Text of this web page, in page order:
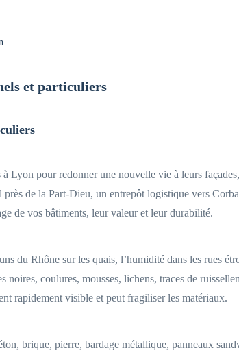
et particuliers
Lyon pour redonner une nouvelle vie à leurs
de la Part-Dieu, un entrepôt logistique vers
de vos bâtiments, leur valeur et leur durabilité.
du Rhône sur les quais, l’humidité dans les rues
coulures, mousses, lichens, traces de
rapidement visible et peut fragiliser les matériaux.
brique, pierre, bardage métallique, panneaux